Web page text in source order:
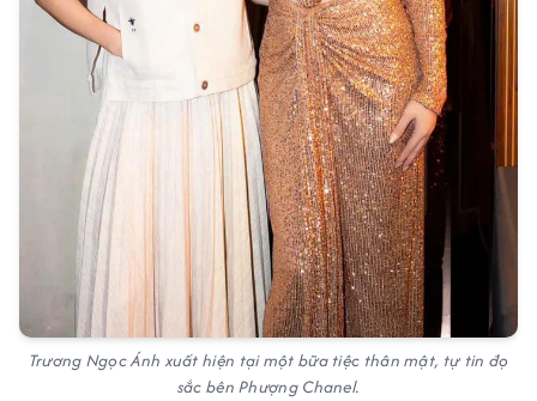
Trương Ngọc Ánh xuất hiện tại một bữa tiệc thân mật, tự tin đọ
sắc bên Phượng Chanel.